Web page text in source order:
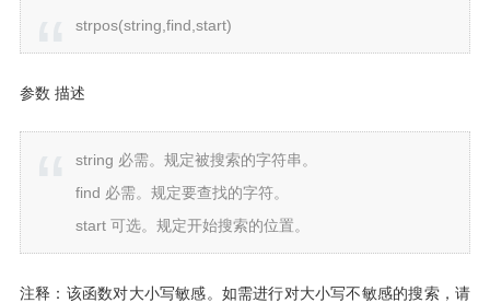
strpos(string,find,start)
参数 描述
string 必需。规定被搜索的字符串。
find 必需。规定要查找的字符。
start 可选。规定开始搜索的位置。
注释：该函数对大小写敏感。如需进行对大小写不敏感的搜索，请